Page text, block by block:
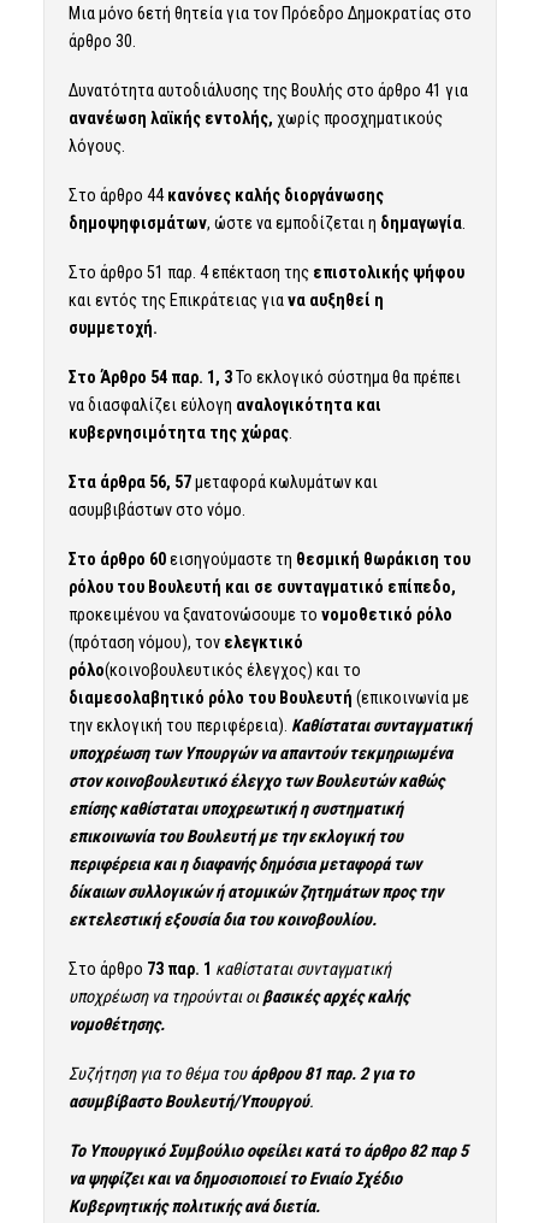
Μια μόνο 6ετή θητεία για τον Πρόεδρο Δημοκρατίας στο
άρθρο 30.
Δυνατότητα αυτοδιάλυσης της Βουλής στο άρθρο 41 για
ανανέωση λαϊκής εντολής, χωρίς προσχηματικούς
λόγους.
Στο άρθρο 44κανόνες καλής διοργάνωσης
δημοψηφισμάτων, ώστε να εμποδίζεται η δημαγωγία.
Στο άρθρο 51 παρ. 4 επέκταση της επιστολικής ψήφου
και εντός της Επικράτειας γιανα αυξηθεί η
συμμετοχή.
Στο Άρθρο 54 παρ. 1, 3Το εκλογικό σύστημα θα πρέπει
να διασφαλίζει εύλογη αναλογικότητα και
κυβερνησιμότητα της χώρας.
Στα άρθρα 56, 57μεταφορά κωλυμάτων και
ασυμβιβάστων στο νόμο.
Στο άρθρο 60εισηγούμαστε τη θεσμική θωράκιση του
ρόλου του Βουλευτή και σε συνταγματικό επίπεδο,
προκειμένου να ξανατονώσουμε το νομοθετικό ρόλο
(πρόταση νόμου), τον ελεγκτικό
ρόλο(κοινοβουλευτικός έλεγχος) και το
διαμεσολαβητικό ρόλο του Βουλευτή (επικοινωνία με
την εκλογική του περιφέρεια). Καθίσταται συνταγματική
υποχρέωση των Υπουργών να απαντούν τεκμηριωμένα
στον κοινοβουλευτικό έλεγχο των Βουλευτών καθώς
επίσης καθίσταται υποχρεωτική η συστηματική
επικοινωνία του Βουλευτή με την εκλογική του
περιφέρεια και η διαφανής δημόσια μεταφορά των
δίκαιων συλλογικών ή ατομικών ζητημάτων προς την
εκτελεστική εξουσία δια του κοινοβουλίου.
Στο άρθρο 73 παρ. 1 καθίσταται συνταγματική
υποχρέωση να τηρούνται οιβασικές αρχές καλής
νομοθέτησης.
Συζήτηση για το θέμα τουάρθρου 81 παρ. 2 για το
ασυμβίβαστο Βουλευτή/Υπουργού.
Το Υπουργικό Συμβούλιο οφείλει κατά το άρθρο 82 παρ 5
να ψηφίζει και να δημοσιοποιεί το Ενιαίο Σχέδιο
Κυβερνητικής πολιτικής ανά διετία.